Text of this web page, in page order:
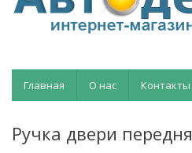
Главная О нас Контакты
Ручка двери